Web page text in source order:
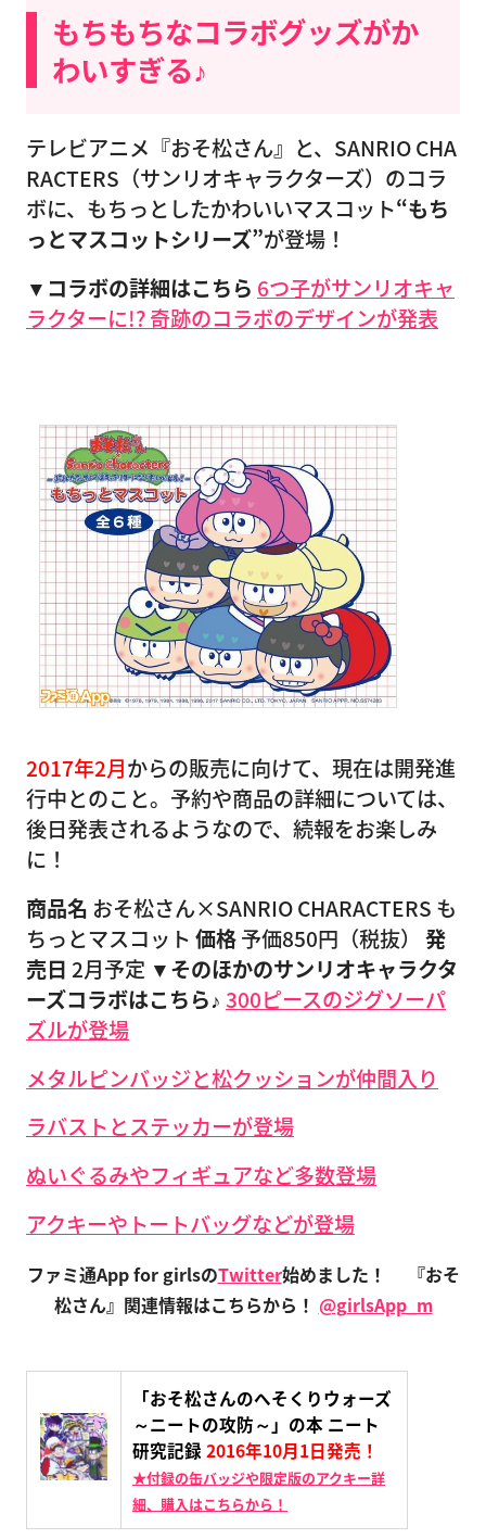
もちもちなコラボグッズがか
わいすぎる♪
テレビアニメ『おそ松さん』と、SANRIO CHA
RACTERS（サンリオキャラクターズ）のコラ
ボに、もちっとしたかわいいマスコット“もち
っとマスコットシリーズ”が登場！
▼コラボの詳細はこちら 6つ子がサンリオキャ
ラクターに!? 奇跡のコラボのデザインが発表
2017年2月からの販売に向けて、現在は開発進
行中とのこと。予約や商品の詳細については、
後日発表されるようなので、続報をお楽しみ
に！
商品名 おそ松さん×SANRIO CHARACTERS も
ちっとマスコット 価格予価850円（税抜） 発
売日 2月予定 ▼そのほかのサンリオキャラクタ
ーズコラボはこちら♪ 300ピースのジグソーパ
ズルが登場
メタルピンバッジと松クッションが仲間入り
ラバストとステッカーが登場
ぬいぐるみやフィギュアなど多数登場
アクキーやトートバッグなどが登場
ファミ通App for girlsのTwitter始めました！
『おそ
松さん』関連情報はこちらから！ @girlsApp_m
「おそ松さんのへそくりウォーズ
～ニートの攻防～」の本 ニート
研究記録 2016年10月1日発売！
★付録の缶バッジや限定版のアクキー詳
細、購入はこちらから！